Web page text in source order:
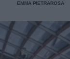
EMMA PIETRAROSA